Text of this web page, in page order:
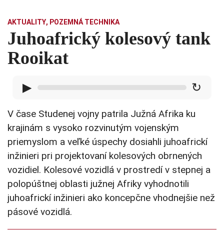
AKTUALITY, POZEMNÁ TECHNIKA
Juhoafrický kolesový tank
Rooikat
▶ ↻
V čase Studenej vojny patrila Južná Afrika ku
krajinám s vysoko rozvinutým vojenským
priemyslom a veľké úspechy dosiahli juhoafrickí
inžinieri pri projektovaní kolesových obrnených
vozidiel. Kolesové vozidlá v prostredí v stepnej a
polopúštnej oblasti južnej Afriky vyhodnotili
juhoafrickí inžinieri ako koncepčne vhodnejšie než
pásové vozidlá.